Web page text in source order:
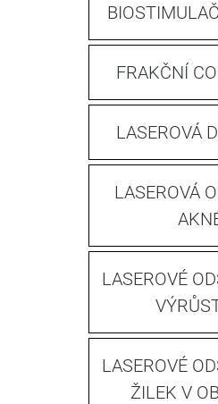
FRAKČNÍ
LASEROVÁ
LASEROVÁ
LASEROVÉ
LASEROVÉ
ŽILEK V